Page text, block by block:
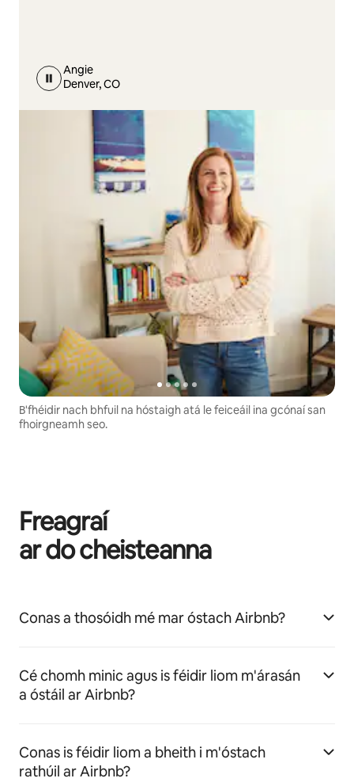
Angie
Denver, CO
B'fhéidir nach bhfuil na hóstaigh atá le feiceáil ina gcónaí san
fhoirgneamh seo.
Freagraí
ar do cheisteanna
Conas a thosóidh mé mar óstach Airbnb?
Cé chomh minic agus is féidir liom m'árasán
a óstáil ar Airbnb?
Conas is féidir liom a bheith i m'óstach
rathúil ar Airbnb?